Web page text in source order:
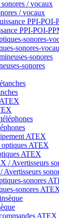
/ vocaux
PPI-POI-
sonores-
sonores
ATEX
ATEX
Avertisseurs
sonores